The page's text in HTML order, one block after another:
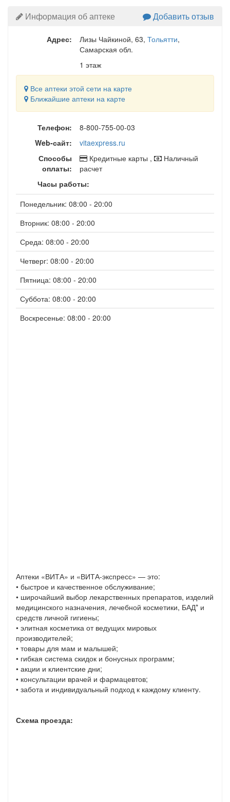
Информация об аптеке Добавить отзыв
Адрес: Лизы Чайкиной, 63, Тольятти,
Самарская обл.
1 этаж
Все аптеки этой сети на карте
Ближайшие аптеки на карте
Телефон:
8-800-755-00-03
Web-сайт:
vitaexpress.ru
Способы
оплаты:
Кредитные карты ,
Наличный
расчет
Часы работы:
Понедельник: 08:00 - 20:00
Вторник: 08:00 - 20:00
Среда: 08:00 - 20:00
Четверг: 08:00 - 20:00
Пятница: 08:00 - 20:00
Суббота: 08:00 - 20:00
Воскресенье: 08:00 - 20:00
Аптеки «ВИТА» и «ВИТА-экспресс» — это:
• быстрое и качественное обслуживание;
• широчайший выбор лекарственных препаратов, изделий
медицинского назначения, лечебной косметики, БАД* и
средств личной гигиены;
• элитная косметика от ведущих мировых
производителей;
• товары для мам и малышей;
• гибкая система скидок и бонусных программ;
• акции и клиентские дни;
• консультации врачей и фармацевтов;
• забота и индивидуальный подход к каждому клиенту.
Схема проезда: